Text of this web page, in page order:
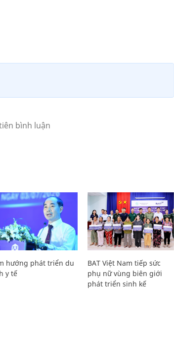
hướng phát triển du
y tế
BAT Việt Nam tiếp sức
phụ nữ vùng biên giới
phát triển sinh kế